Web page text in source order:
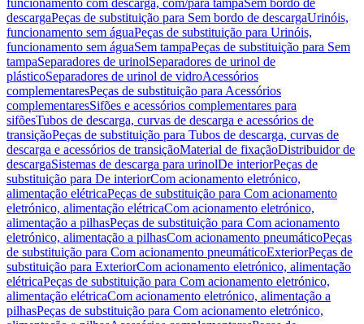
funcionamento com descarga, com/para tampaSem bordo de
descargaPeças de substituição para Sem bordo de descargaUrinóis,
funcionamento sem águaPeças de substituição para Urinóis,
funcionamento sem águaSem tampaPeças de substituição para Sem
tampaSeparadores de urinolSeparadores de urinol de
plásticoSeparadores de urinol de vidroAcessórios
complementaresPeças de substituição para Acessórios
complementaresSifões e acessórios complementares para
sifõesTubos de descarga, curvas de descarga e acessórios de
transiçãoPeças de substituição para Tubos de descarga, curvas de
descarga e acessórios de transiçãoMaterial de fixaçãoDistribuidor de
descargaSistemas de descarga para urinolDe interiorPeças de
substituição para De interiorCom acionamento eletrónico,
alimentação elétricaPeças de substituição para Com acionamento
eletrónico, alimentação elétricaCom acionamento eletrónico,
alimentação a pilhasPeças de substituição para Com acionamento
eletrónico, alimentação a pilhasCom acionamento pneumáticoPeças
de substituição para Com acionamento pneumáticoExteriorPeças de
substituição para ExteriorCom acionamento eletrónico, alimentação
elétricaPeças de substituição para Com acionamento eletrónico,
alimentação elétricaCom acionamento eletrónico, alimentação a
pilhasPeças de substituição para Com acionamento eletrónico,